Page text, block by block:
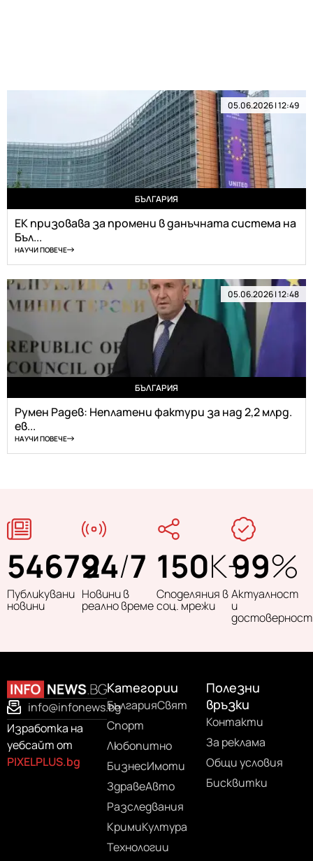
05.06.2026 | 12:49
БЪЛГАРИЯ
ЕК призовава за промени в данъчната система на
Бъл...
НАУЧИ ПОВЕЧЕ
05.06.2026 | 12:48
БЪЛГАРИЯ
Румен Радев: Неплатени фактури за над 2,2 млрд.
ев...
НАУЧИ ПОВЕЧЕ
54679
Публикувани
новини
24/7
Новини в
реално време
150K+
Споделяния в
соц. мрежи
99%
Актуалност
и
достоверност
info@infonews.bg
Изработка на
уебсайт от
PIXELPLUS.bg
Категории
БългарияСвят
Спорт
Любопитно
БизнесИмоти
ЗдравеАвто
Разследвания
КримиКултура
Технологии
Полезни
връзки
Контакти
За реклама
Общи условия
Бисквитки